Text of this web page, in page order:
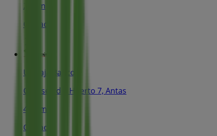
208 m
Cerrado
Unicaja Banco
Cl Paseo del Huerto 7, Antas
4.5 km
Cerrado